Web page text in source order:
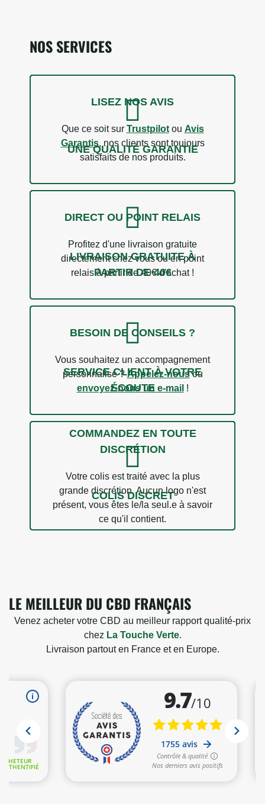
NOS SERVICES
UNE QUALITÉ GARANTIE
LISEZ NOS AVIS
Que ce soit sur Trustpilotou Avis
Garantis, nos clients sont toujours
satisfaits de nos produits.
LIVRAISON GRATUITE À
PARTIR DE 40€
DIRECT OU POINT RELAIS
Profitez d'une livraison gratuite
directement chez vous ou en point
relais à partir de 40€ d'achat !
SERVICE CLIENT À VOTRE
ÉCOUTE
BESOIN DE CONSEILS ?
Vous souhaitez un accompagnement
personnalisé ?Appelez-nousou
envoyez-nous un e-mail !
COLIS DISCRET
COMMANDEZ EN TOUTE
DISCRÉTION
Votre colis est traité avec la plus
grande discrétion. Aucun logo n'est
présent, vous êtes le/la seul.e à savoir
ce qu'il contient.
LE MEILLEUR DU CBD FRANÇAIS
Venez acheter votre CBD au meilleur rapport qualité-prix
chez La Touche Verte.
Livraison partout en France et en Europe.